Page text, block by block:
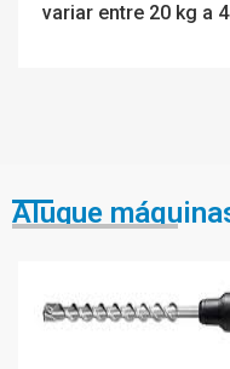
variar entre 20 kg a
Alugue